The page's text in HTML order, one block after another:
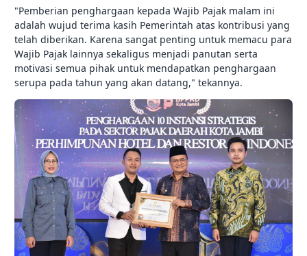
"Pemberian penghargaan kepada Wajib Pajak malam ini
adalah wujud terima kasih Pemerintah atas kontribusi yang
telah diberikan. Karena sangat penting untuk memacu para
Wajib Pajak lainnya sekaligus menjadi panutan serta
motivasi semua pihak untuk mendapatkan penghargaan
serupa pada tahun yang akan datang," tekannya.